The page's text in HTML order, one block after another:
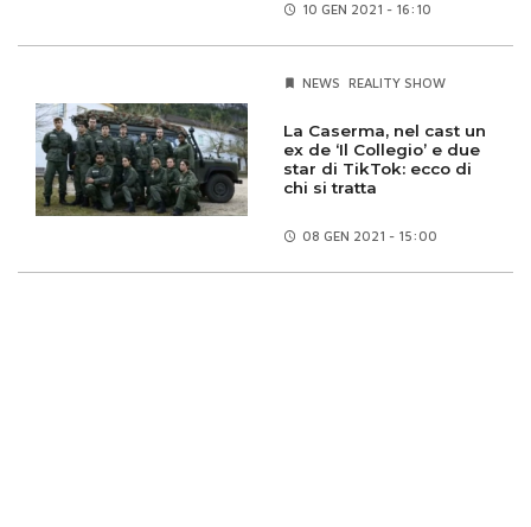
10 GEN 2021 - 16:10
NEWS REALITY SHOW
La Caserma, nel cast un
ex de ‘Il Collegio’ e due
star di TikTok: ecco di
chi si tratta
08 GEN 2021 - 15:00